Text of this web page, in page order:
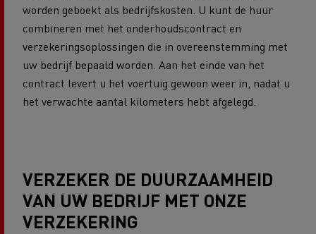
worden geboekt als bedrijfskosten. U kunt de huur
combineren met het onderhoudscontract en
verzekeringsoplossingen die in overeenstemming met
uw bedrijf bepaald worden. Aan het einde van het
contract levert u het voertuig gewoon weer in, nadat u
het verwachte aantal kilometers hebt afgelegd.
VERZEKER DE DUURZAAMHEID
VAN UW BEDRIJF MET ONZE
VERZEKERING